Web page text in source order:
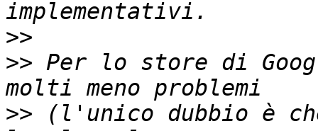
>>
>> Per lo store di
>> (l'unico dubbio è